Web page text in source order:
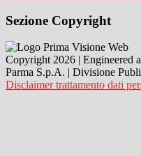
Sezione Copyright
Copyright 2026 | Engineered
Parma S.p.A. | Divisione
Disclaimer trattamento dati